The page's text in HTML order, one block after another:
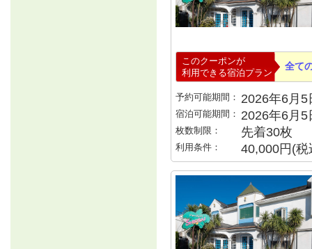
このクーポンが
利用できる宿泊プラン
全て
予約可能期間： 2026年6月
宿泊可能期間： 2026年6月
枚数制限： 先着30枚
利用条件： 40,000円(